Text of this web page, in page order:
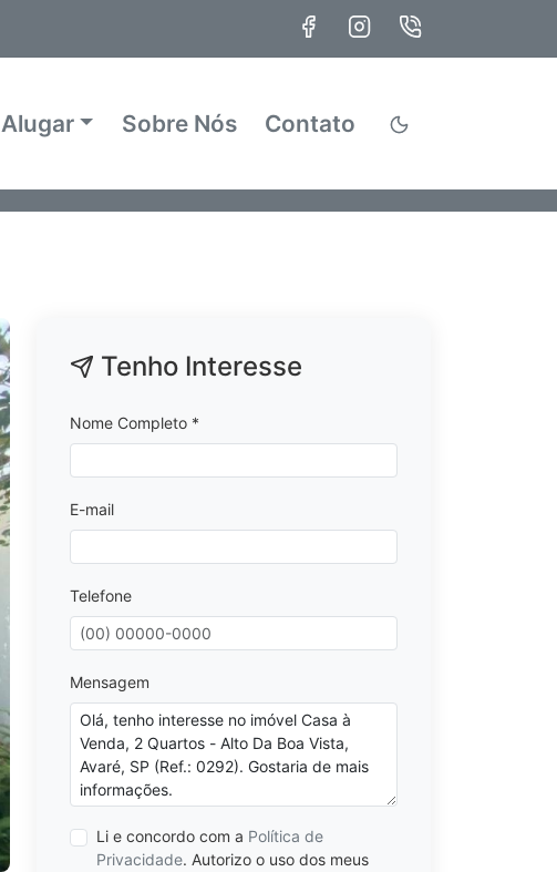
Alugar Sobre Nós Contato
Tenho Interesse
Nome Completo *
E-mail
Telefone
Mensagem
Li e concordo com a Política de
Privacidade. Autorizo o uso dos meus